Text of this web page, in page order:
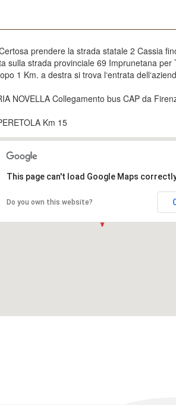
prendere la strada statale 2 Cassia
sulla strada provinciale 69 Imprunetana
1 Km. a destra si trova l‘entrata
NOVELLA Collegamento bus CAP da
Km 15
This page can't load Google Maps
Do you own this website?